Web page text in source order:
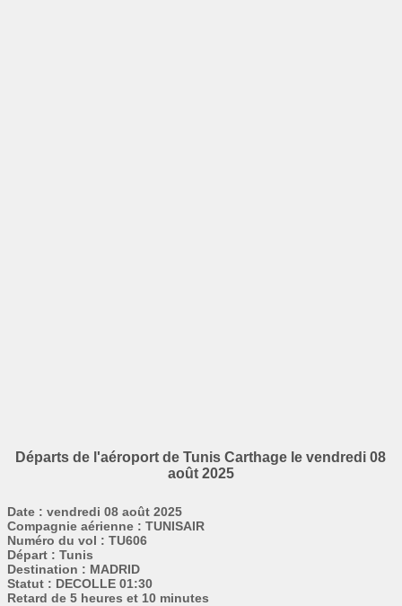
Départs de l'aéroport de Tunis Carthage le vendredi 08
août 2025
Date : vendredi 08 août 2025
Compagnie aérienne : TUNISAIR
Numéro du vol : TU606
Départ : Tunis
Destination : MADRID
Statut : DECOLLE 01:30
Retard de 5 heures et 10 minutes